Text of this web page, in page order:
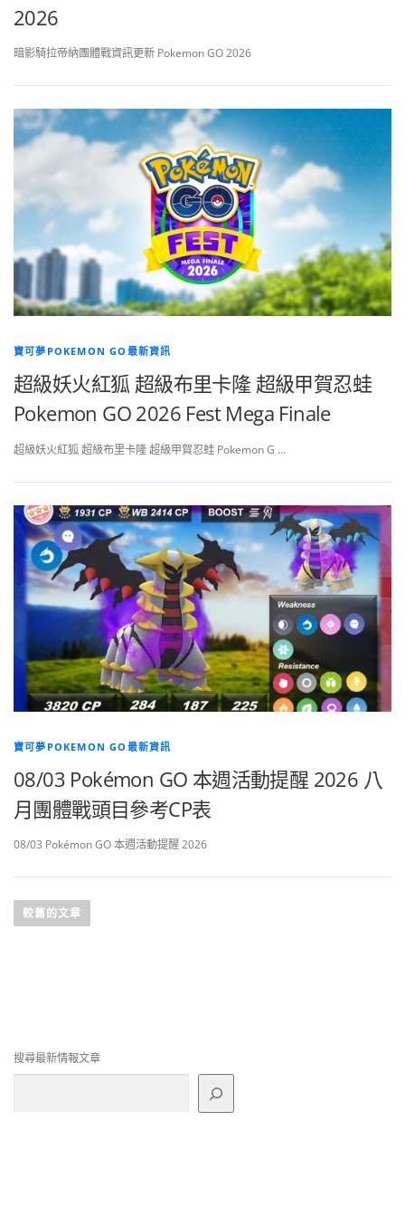
2026
暗影騎拉帝納團體戰資訊更新 Pokemon GO 2026
寶可夢POKEMON GO最新資訊
超級妖火紅狐 超級布里卡隆 超級甲賀忍蛙
Pokemon GO 2026 Fest Mega Finale
超級妖火紅狐 超級布里卡隆 超級甲賀忍蛙 Pokemon G …
寶可夢POKEMON GO最新資訊
08/03 Pokémon GO 本週活動提醒 2026 八
月團體戰頭目參考CP表
08/03 Pokémon GO 本週活動提醒 2026
章
較舊的文章
搜尋最新情報文章